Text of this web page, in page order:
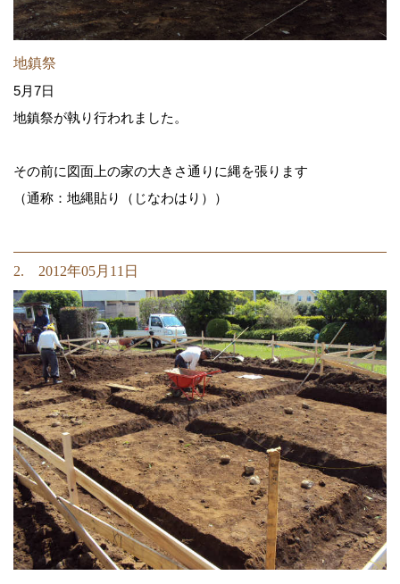
地鎮祭
5月7日
地鎮祭が執り行われました。
その前に図面上の家の大きさ通りに縄を張ります
（通称：地縄貼り（じなわはり））
2. 2012年05月11日